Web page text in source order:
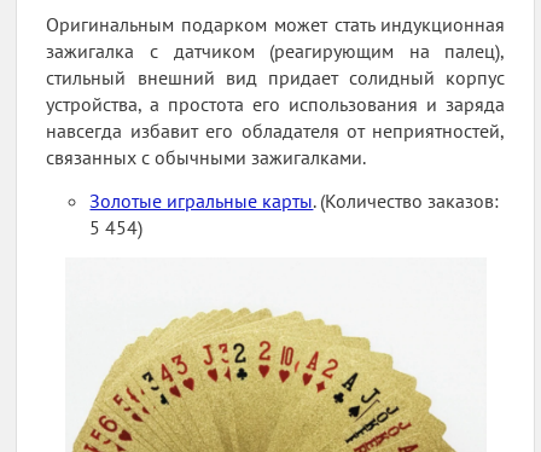
Оригинальным подарком может стать индукционная
зажигалка с датчиком (реагирующим на палец),
стильный внешний вид придает солидный корпус
устройства, а простота его использования и заряда
навсегда избавит его обладателя от неприятностей,
связанных с обычными зажигалками.
Золотые игральные карты. (Количество заказов:
5 454)